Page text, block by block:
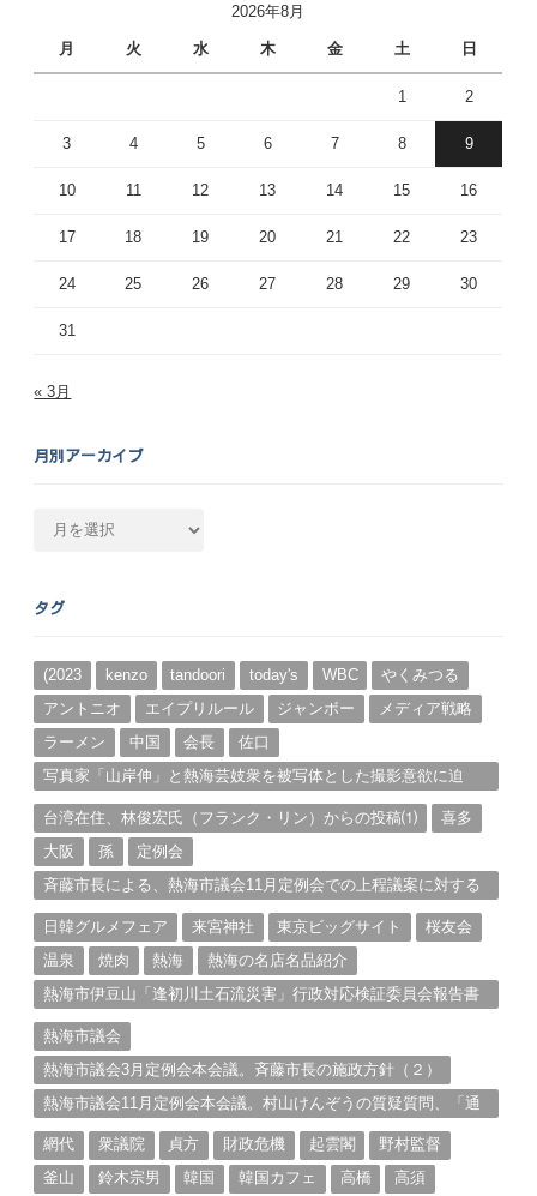
2026年8月
月 火 水 木 金 土 日
1 2
3 4 5 6 7 8 9
10 11 12 13 14 15 16
17 18 19 20 21 22 23
24 25 26 27 28 29 30
31
« 3月
月別アーカイブ
カ
ブ
タグ
(2023 kenzo tandoori today's WBC
やくみつる
アントニオ
エイプリルール ジャンボー
メディア戦略
ラーメン
中国 会長
佐口
写真家「山岸伸」と熱海芸妓衆を被写体とした撮影意欲に迫
台湾在住、林俊宏氏（フランク・リン）からの投稿⑴
喜多
大阪
孫
定例会
斉藤市長による、熱海市議会11月定例会での上程議案に対する
日韓グルメフェア
来宮神社 東京ビッグサイト
桜友会
温泉
焼肉 熱海
熱海の名店名品紹介
熱海市伊豆山「逢初川土石流災害」行政対応検証委員会報告書
熱海市議会
熱海市議会3月定例会本会議。斉藤市長の施政方針（２）
熱海市議会11月定例会本会議。村山けんぞうの質疑質問、「通
網代
衆議院 貞方 財政危機 起雲閣
野村監督
釜山
鈴木宗男 韓国 韓国カフェ 高橋 高須